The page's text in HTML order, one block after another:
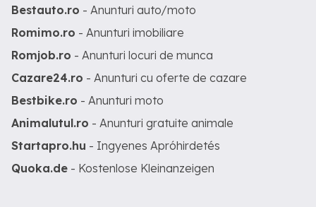
Bestauto.ro - Anunturi auto/moto
Romimo.ro - Anunturi imobiliare
Romjob.ro - Anunturi locuri de munca
Cazare24.ro - Anunturi cu oferte de cazare
Bestbike.ro - Anunturi moto
Animalutul.ro - Anunturi gratuite animale
Startapro.hu - Ingyenes Apróhirdetés
Quoka.de - Kostenlose Kleinanzeigen